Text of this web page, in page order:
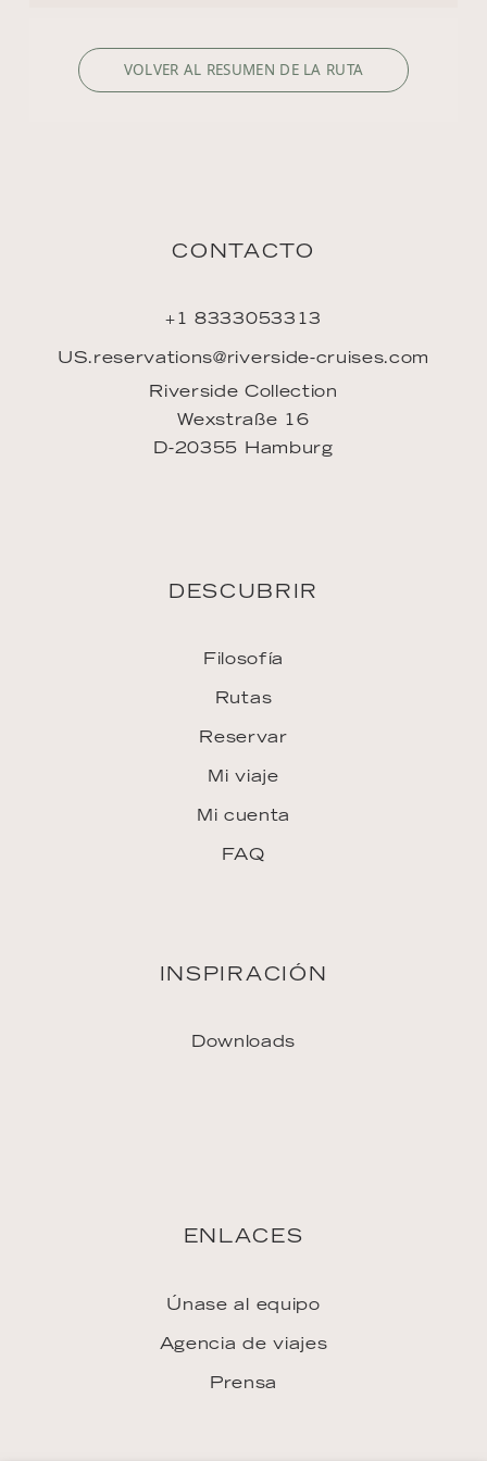
Wexstraße 16
D-20355 Hamburg
Rutas
Reservar
Mi viaje
Mi cuenta
INSPIRACIÓN
Downloads
ENLACES
Agencia de viajes